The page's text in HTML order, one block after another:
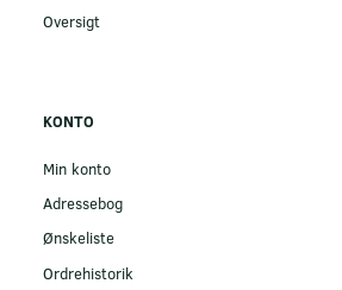
Oversigt
KONTO
Min konto
Adressebog
Ønskeliste
Ordrehistorik